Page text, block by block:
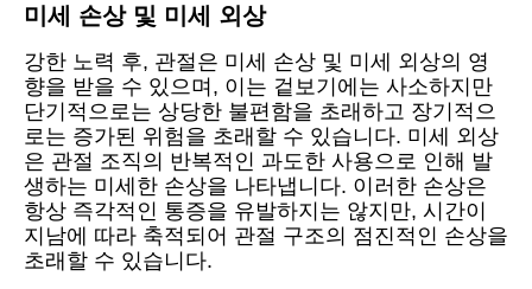
미세 손상 및 미세 외상
강한 노력 후, 관절은 미세 손상 및 미세 외상의 영
향을 받을 수 있으며, 이는 겉보기에는 사소하지만
단기적으로는 상당한 불편함을 초래하고 장기적으
로는 증가된 위험을 초래할 수 있습니다. 미세 외상
은 관절 조직의 반복적인 과도한 사용으로 인해 발
생하는 미세한 손상을 나타냅니다. 이러한 손상은
항상 즉각적인 통증을 유발하지는 않지만, 시간이
지남에 따라 축적되어 관절 구조의 점진적인 손상을
초래할 수 있습니다.